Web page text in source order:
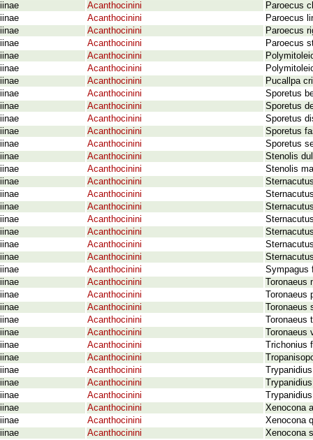
Acanthocinini
Paroecus
Acanthocinini
Paroecus
Acanthocinini
Paroecus
Acanthocinini
Paroecus
Acanthocinini
Acanthocinini
Acanthocinini
Pucallpa
Acanthocinini
Sporetus
Acanthocinini
Sporetus
Acanthocinini
Sporetus
Acanthocinini
Sporetus
Acanthocinini
Sporetus
Acanthocinini
Stenolis
Acanthocinini
Stenolis
Acanthocinini
Acanthocinini
Acanthocinini
Acanthocinini
Acanthocinini
Acanthocinini
Acanthocinini
Acanthocinini
Sympagus
Acanthocinini
Acanthocinini
Acanthocinini
Acanthocinini
Acanthocinini
Acanthocinini
Acanthocinini
Acanthocinini
Acanthocinini
Acanthocinini
Acanthocinini
Xenocona
Acanthocinini
Xenocona
Acanthocinini
Xenocona